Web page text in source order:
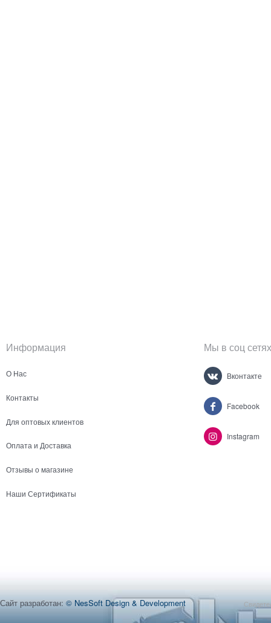
Информация
О Нас
Контакты
Для оптовых клиентов
Оплата и Доставка
Отзывы о магазине
Наши Сертификаты
Мы в соц сетях
Вконтакте
Facebook
Instagram
Сайт разработан: © NesSoft Design & Development